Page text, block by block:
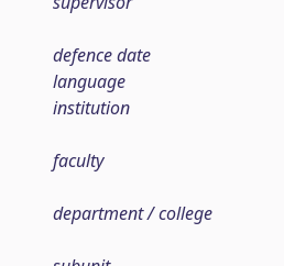
defence date
language
institution
faculty
department / college